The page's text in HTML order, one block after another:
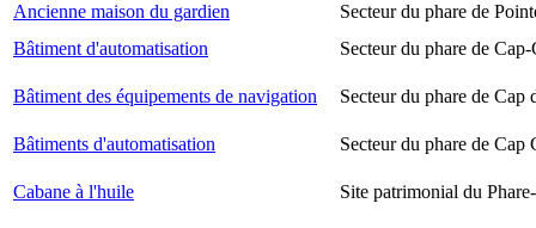
Ancienne maison du gardien
Secteur du phare de
Bâtiment d'automatisation
Secteur du phare de Cap-
Bâtiment des équipements de navigation Secteur du phare de Cap
Bâtiments d'automatisation Secteur du phare de Cap
Cabane à l'huile Site patrimonial du